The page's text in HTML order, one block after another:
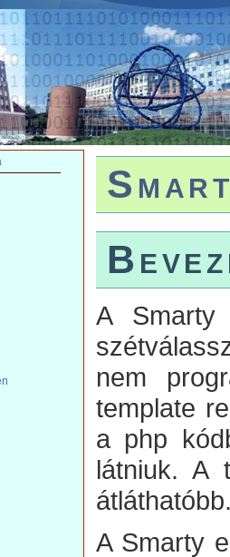
A Smarty
nem
template
a php
látniuk. A
A Smarty